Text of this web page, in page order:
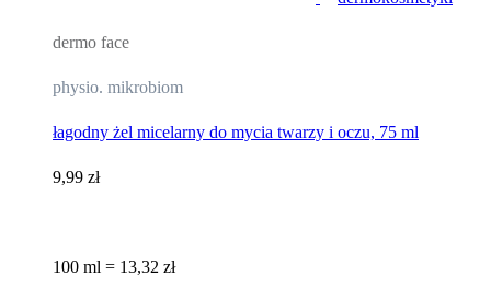
dermo face
physio. mikrobiom
łagodny żel micelarny do mycia twarzy i oczu, 75 ml
9,99 zł
100 ml = 13,32 zł